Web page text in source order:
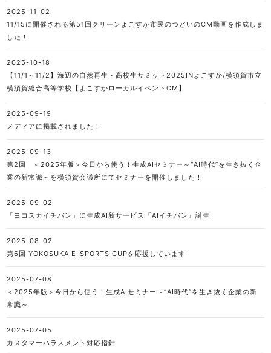
2025-11-02
11/15に開催される第51回クリーンよこすか市民のつどいのCM動画を作成しま
した！
2025-10-18
【11/1～11/2】海辺の自然再生・高校生サミット2025INよこすか/横須賀市立
横須賀総合高等学校【よこすかローカルイベントCM】
2025-09-19
メディアに掲載されました！
2025-09-13
第2回 ＜2025年版＞今日から使う！生成AIセミナー～“AI時代”を生き抜く企
業の新常識～を横須賀会議所にてセミナーを開催しました！
2025-09-02
「ヨコスカイチバン」に生成AI新サービス『AIイチバン』誕生
2025-08-02
第6回 YOKOSUKA E-SPORTS CUPを応援しています
2025-07-08
＜2025年版＞今日から使う！生成AIセミナー～“AI時代”を生き抜く企業の新
常識～
2025-07-05
カスタマーハラスメント対応指針